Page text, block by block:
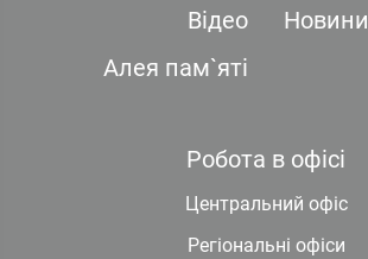
Відео
Новини
Алея пам`яті
Робота в офісі
Центральний офіс
Регіональні офіси